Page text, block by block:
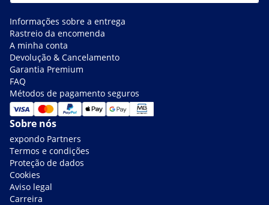
Informações sobre a entrega
Rastreio da encomenda
A minha conta
Devolução & Cancelamento
Garantia Premium
FAQ
Métodos de pagamento seguros
Sobre nós
expondo Partners
Termos e condições
Proteção de dados
Cookies
Aviso legal
Carreira